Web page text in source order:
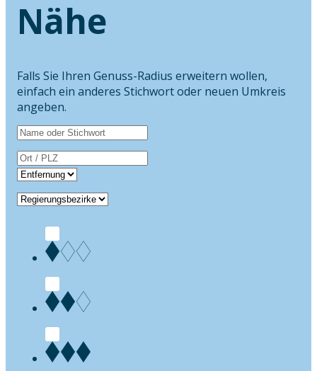
Nähe
Falls Sie Ihren Genuss-Radius erweitern wollen,
einfach ein anderes Stichwort oder neuen Umkreis
angeben.